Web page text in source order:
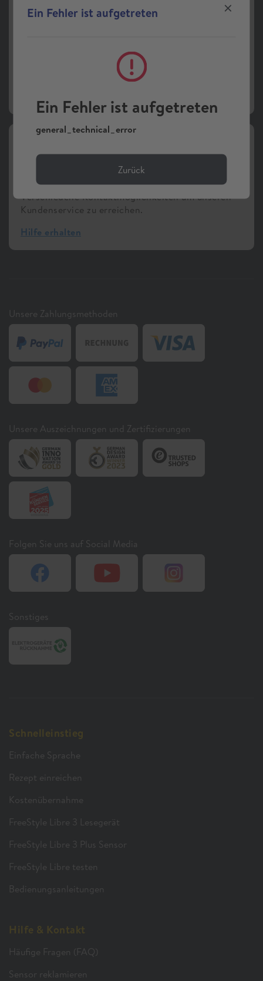
Sie sind Bestandskund:in, haben aber noch kein
Kontaktmöglichkeiten
Verschiedene Kontaktmöglichkeiten um unseren
Kundenservice zu erreichen.
Hilfe erhalten
Unsere Zahlungsmethoden
Unsere Auszeichnungen und Zertifizierungen
Folgen Sie uns auf Social Media
Sonstiges
Schnelleinstieg
Einfache Sprache
Rezept einreichen
Kostenübernahme
FreeStyle Libre 3 Lesegerät
FreeStyle Libre 3 Plus Sensor
FreeStyle Libre testen
Bedienungsanleitungen
Hilfe & Kontakt
Häufige Fragen (FAQ)
Sensor reklamieren
Ein Fehler ist aufgetreten
Ein Fehler ist aufgetreten
general_technical_error
Zurück